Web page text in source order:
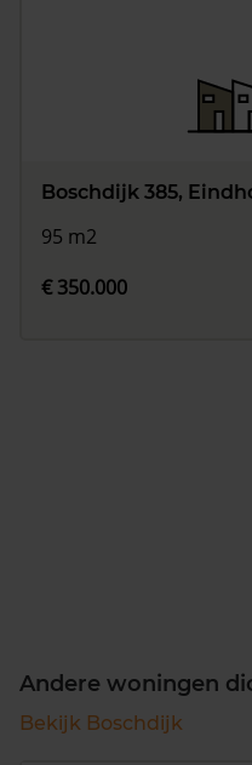
Boschdijk 385,
95 m2
€ 350.000
Andere woningen
Bekijk Boschdijk